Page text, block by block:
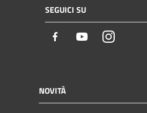
SEGUICI SU
Facebook YoutubeInstagram
NOVITÀ